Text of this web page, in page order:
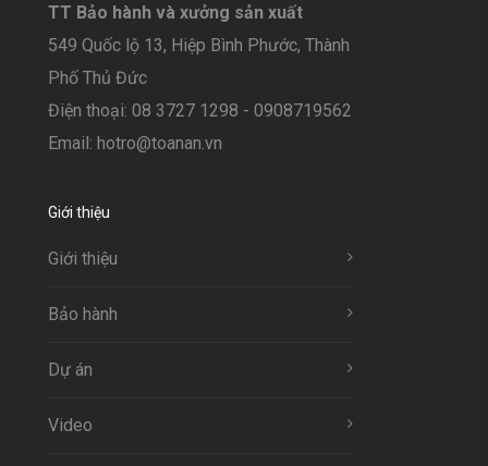
TT Bảo hành và xưởng sản xuất
549 Quốc lộ 13, Hiệp Bình Phước, Thành
Phố Thủ Đức
Điện thoại: 08 3727 1298 - 0908719562
Email: hotro@toanan.vn
Giới thiệu
Giới thiệu
Bảo hành
Dự án
Video